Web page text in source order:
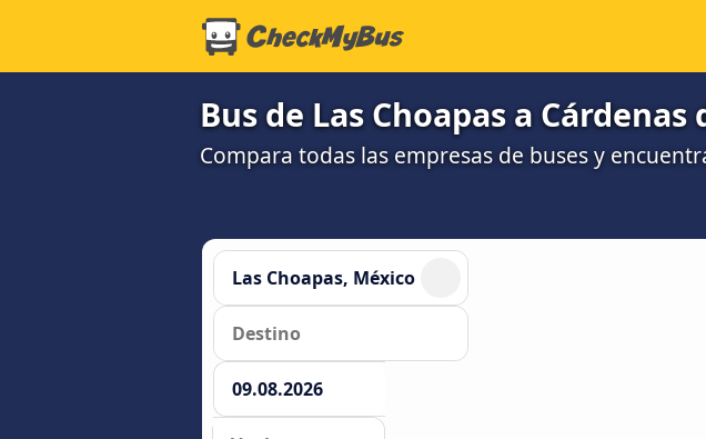
Bus de Las Choapas a Cárdenas
Compara todas las empresas de buses y